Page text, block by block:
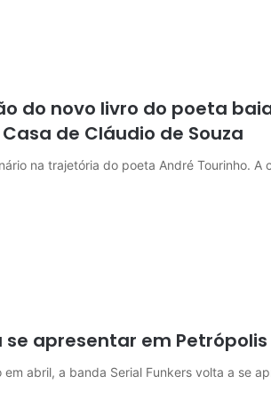
do novo livro do poeta
de Cláudio de Souza
na trajetória do poeta André Tourinho. A
se apresentar em
abril, a banda Serial Funkers volta a se